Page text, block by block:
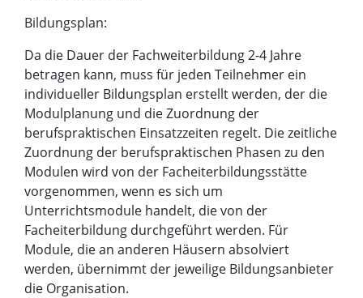
Bildungsplan:
Da die Dauer der Fachweiterbildung 2-4 Jahre
betragen kann, muss für jeden Teilnehmer ein
individueller Bildungsplan erstellt werden, der die
Modulplanung und die Zuordnung der
berufspraktischen Einsatzzeiten regelt. Die zeitliche
Zuordnung der berufspraktischen Phasen zu den
Modulen wird von der Facheiterbildungsstätte
vorgenommen, wenn es sich um
Unterrichtsmodule handelt, die von der
Facheiterbildung durchgeführt werden. Für
Module, die an anderen Häusern absolviert
werden, übernimmt der jeweilige Bildungsanbieter
die Organisation.